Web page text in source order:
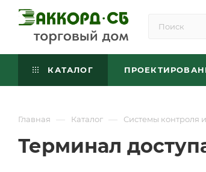
КАТАЛОГ
Главная — Каталог — Системы контроля
Терминал